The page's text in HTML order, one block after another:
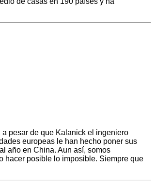
pesar de que Kalanick el ingeniero
europeas le han hecho poner sus
año en China. Aun así, somos
hacer posible lo imposible. Siempre que